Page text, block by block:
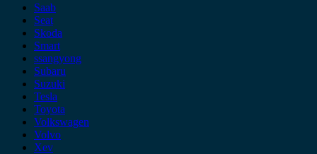
Saab
Seat
Skoda
Smart
ssangyong
Subaru
Suzuki
Tesla
Toyota
Volkswagen
Volvo
Xev